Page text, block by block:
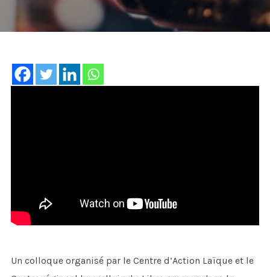
Un colloque organisé par le Centre d’Action Laïque et le